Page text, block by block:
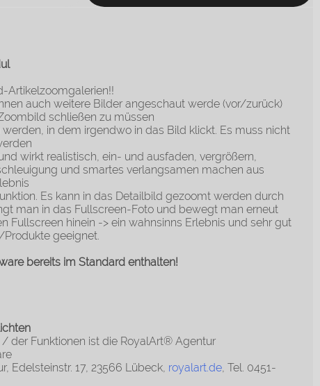
Artikelzoomgalerien!!
auch weitere Bilder angeschaut werde (vor/zurück)
schließen zu müssen
in dem irgendwo in das Bild klickt. Es muss nicht
wirkt realistisch, ein- und ausfaden, vergrößern,
und smartes verlangsamen machen aus
Es kann in das Detailbild gezoomt werden durch
man in das Fullscreen-Foto und bewegt man erneut
Fullscreen hinein -> ein wahnsinns Erlebnis und sehr gut
Produkte geeignet.
bereits im Standard enthalten!
der Funktionen ist die RoyalArt® Agentur
Edelsteinstr. 17, 23566 Lübeck, royalart.de, Tel. 0451-